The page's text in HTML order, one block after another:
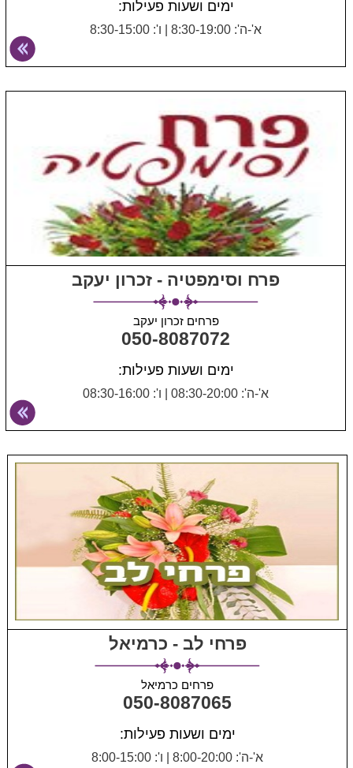
ימים ושעות פעילות:
א'-ה': 8:30-19:00 ו': 8:30-15:00
פרח וסימפטיה - זכרון יעקב
פרחים זכרון יעקב
050-8087072
ימים ושעות פעילות:
א'-ה': 08:30-20:00 ו': 08:30-16:00
פרחי לב - כרמיאל
פרחים כרמיאל
050-8087065
ימים ושעות פעילות:
א'-ה': 8:00-20:00 ו': 8:00-15:00